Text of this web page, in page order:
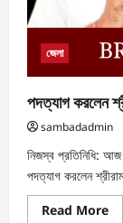
জেলা
পদত্যাগ করলেন
sambadadmin
নিজস্ব প্রতিনিধি: আজ
পদত্যাগ করলেন
Read More